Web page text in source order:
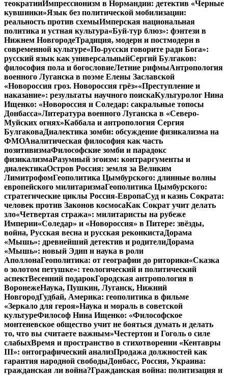
теократииИмпрессионизм в Нормандии: детектив «Черные
кувшинки»Язык без политической мобилизации:
реальность против схемыИмперская национальная
политика и устная культура«Буй-тур блюз»: фэнтези в
Нижнем НовгородеТрадиция, модерн и постмодерн в
современной культуре«По-русски говорите ради Бога»:
русский язык как универсальныйСергий Булгаков:
философия пола и богословиеЛетние рифмыАнтропология
военного Луганска в поэме Елены Заславской
«Новороссия гроз. Новороссия грёз»«Преступление и
наказание»: результаты научного поискаКультуролог Нина
Ищенко: «Новороссия и Соледар: сакральные топосы
Донбасса»Литература военного Луганска в «Северо-
Муйских огнях»Каббала и антропология Сергия
БулгаковаДиалектика зомби: обсуждение физикализма на
ФМОАналитическая философия как часть
позитивизмаФилософские зомби и парадокс
физикализмаРазумный эгоизм: контраргументы и
диалектикаОстров Россия: земля за Великим
ЛимитрофомГеополитика Цымбурского: длинные волны
европейского милитаризмаГеополитика Цымбурского:
стратегические циклы Россия-ЕвропаСуд и казнь Сократа:
человек против Законов космосаКак Сократ учит делать
зло«Четвертая стража»: милитаристы на рубеже
Империи«Соледар» и «Новороссия» в Питере: звёзды,
война, Русская весна и русская реконкистаДорама
«Мышь»: древнейший детектив и родителиДорама
«Мышь»: новый Эдип и наука в роли
АполлонаГеополитика: от географии до риторики«Сказка
о золотом петушке»: теологический и политический
аспектВесенний подарокГородская антропология в
ВоронежеНаука, Пушкин, Луганск, Нижний
НовгородГудбай, Америка: геополитика в фильме
«Зеркало для героя»Наука и мораль в советской
культуреФилософ Нина Ищенко: «Философское
монтеневское общество учит не бояться думать и делать
то, что вы считаете важным»Честертон и Гоголь о силе
слабыхВремя и пространство в стихотворении «Кентавры
III»: онтографический анализПродажа должностей как
гарантия народной свободыДонбасс, Россия, Украина:
гражданская ли война?Гражданская война: политизация и